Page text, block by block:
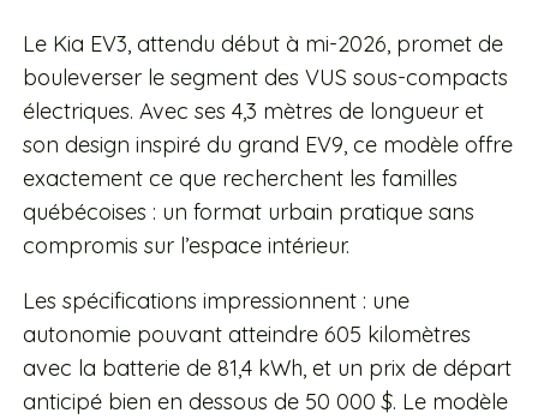
Le Kia EV3, attendu début à mi-2026, promet de
bouleverser le segment des VUS sous-compacts
électriques. Avec ses 4,3 mètres de longueur et
son design inspiré du grand EV9, ce modèle offre
exactement ce que recherchent les familles
québécoises : un format urbain pratique sans
compromis sur l’espace intérieur.
Les spécifications impressionnent : une
autonomie pouvant atteindre 605 kilomètres
avec la batterie de 81,4 kWh, et un prix de départ
anticipé bien en dessous de 50 000 $. Le modèle